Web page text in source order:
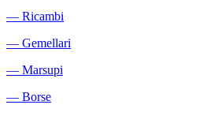
― Ricambi
― Gemellari
― Marsupi
― Borse